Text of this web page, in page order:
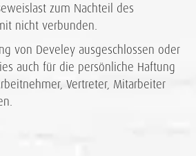
zum Nachteil des
nicht verbunden.
von Develey ausgeschlossen oder
auch für die persönliche Haftung
Vertreter, Mitarbeiter